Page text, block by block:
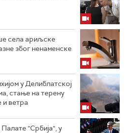
села ариљске
због ненаменске
у Делиблатској
стање на терену
и ветра
"Србија", у